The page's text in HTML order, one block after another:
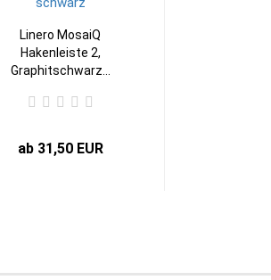
Linero MosaiQ
Hakenleiste 2,
Graphitschwarz...
ab 31,50 EUR